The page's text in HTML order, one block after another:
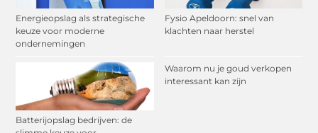
Energieopslag als strategische
keuze voor moderne
ondernemingen
Fysio Apeldoorn: snel van
klachten naar herstel
Batterijopslag bedrijven: de
Waarom nu je goud verkopen
interessant kan zijn